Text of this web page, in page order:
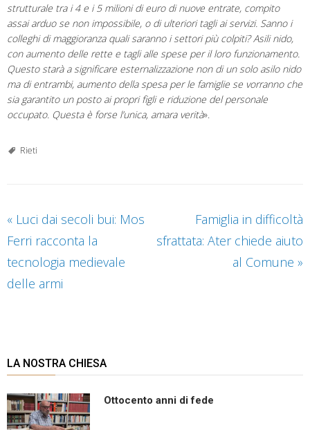
strutturale tra i 4 e i 5 milioni di euro di nuove entrate, compito
assai arduo se non impossibile, o di ulteriori tagli ai servizi. Sanno i
colleghi di maggioranza quali saranno i settori più colpiti? Asili nido,
con aumento delle rette e tagli alle spese per il loro funzionamento.
Questo starà a significare esternalizzazione non di un solo asilo nido
ma di entrambi, aumento della spesa per le famiglie se vorranno che
sia garantito un posto ai propri figli e riduzione del personale
occupato. Questa è forse l’unica, amara verità».
Rieti
« Luci dai secoli bui: Mos
Ferri racconta la
tecnologia medievale
delle armi
Famiglia in difficoltà
sfrattata: Ater chiede aiuto
al Comune »
LA NOSTRA CHIESA
Ottocento anni di fede